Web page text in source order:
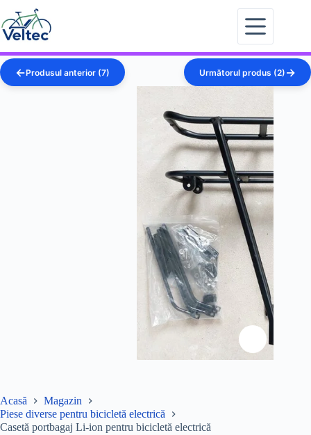
la
conținut
Produsul anterior (7) Următorul produs (2)
Acasă
Magazin
Piese diverse pentru bicicletă electrică
Casetă portbagaj Li-ion pentru bicicletă electrică